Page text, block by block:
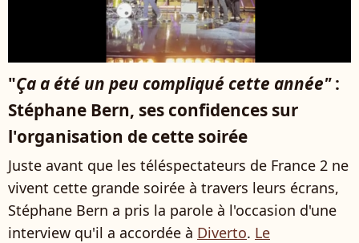
"Ça a été un peu compliqué cette année":
Stéphane Bern, ses confidences sur
l'organisation de cette soirée
Juste avant que les téléspectateurs de France 2 ne
vivent cette grande soirée à travers leurs écrans,
Stéphane Bern a pris la parole à l'occasion d'une
interview qu'il a accordée à Diverto. Le